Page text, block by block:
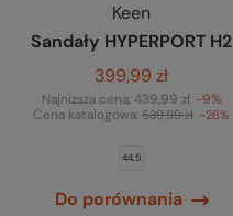
Keen
Sandały HYPERPORT H2
399,99 zł
Najniższa cena:439,99 zł -9%
Cena katalogowa: 539,99 zł -26%
44.5
Do porównania